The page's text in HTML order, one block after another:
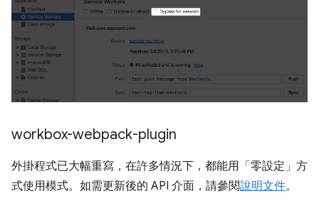
workbox-webpack-plugin
外掛程式已大幅重寫，在許多情況下，都能用「零設定」方
式使用模式。如需更新後的 API 介面，請參閱說明文件。